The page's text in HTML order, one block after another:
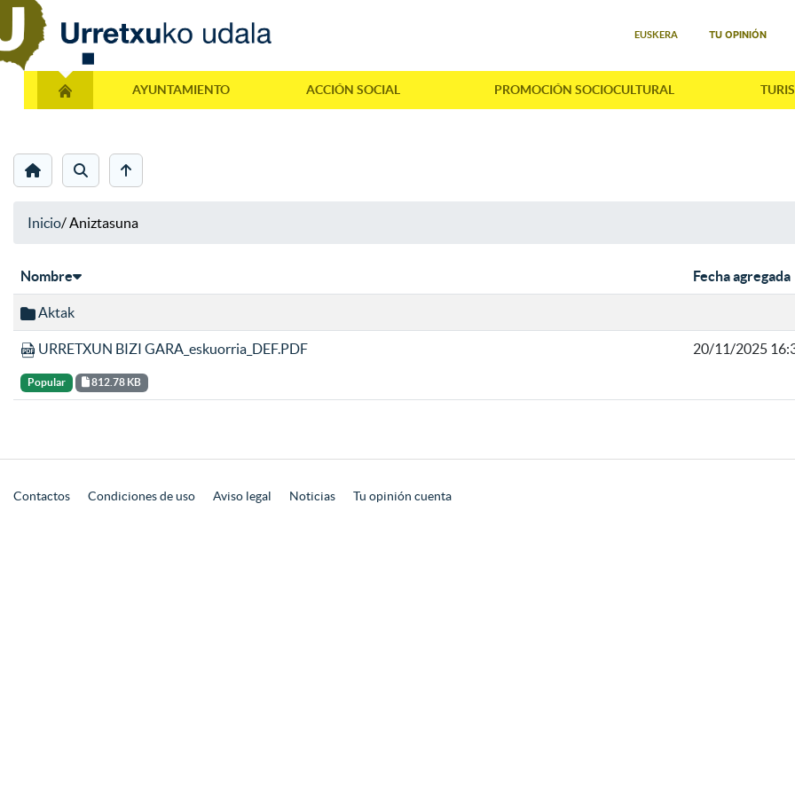
EUSKERA TU OPINIÓN
AYUNTAMIENTO ACCIÓN SOCIAL PROMOCIÓN SOCIOCULTURAL
Inicio/Aniztasuna
Nombre Fecha agregada
Aktak
URRETXUN BIZI GARA_eskuorria_DEF.PDF
Popular 812.78 KB
20/11/2025
Contactos Condiciones de uso Aviso legal Noticias Tu opinión cuenta